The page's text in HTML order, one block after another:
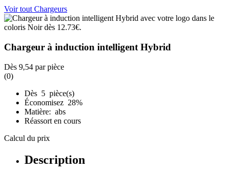
Voir tout Chargeurs
Chargeur à induction intelligent Hybrid
Dès 9,54 par pièce
(0)
Dès 5 pièce(s)
Économisez 28%
Matière: abs
Réassort en cours
Calcul du prix
Description